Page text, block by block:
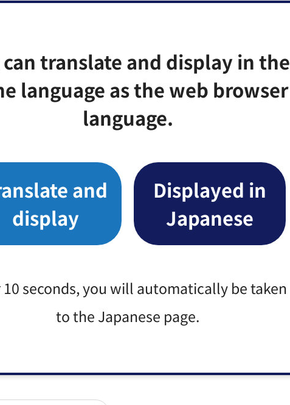
can translate and display in the
language as the web browser
language.
and
display
Displayed in
Japanese
seconds, you will automatically be taken
to the Japanese page.
号